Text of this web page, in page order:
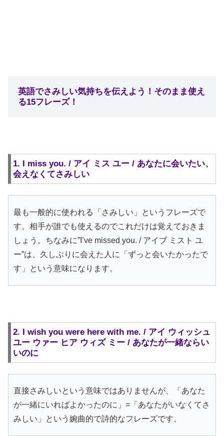
英語でさみしい気持ちを伝えよう！そのまま使え
る15フレーズ！
1. I miss you. / アイ ミス ユー / あなたに会いたい、
会えなくてさみしい
最も一般的に使われる「さみしい」というフレーズで
す。相手が誰でも使えるのでこれだけは覚えておきま
しょう。ちなみに”I’ve missed you. / アイブ ミスト ユ
ー”は、久しぶりに会えた人に「ずっと会いたかったで
す」という意味になります。
2. I wish you were here with me. / アイ ウィッシュ
ユー ウァー ヒア ウィズ ミー / あなたが一緒ならい
いのに
直接さみしいという意味ではありませんが、「あなた
が一緒にいればよかったのに」=「あなたがいなくてさ
みしい」という婉曲的で詩的なフレーズです。